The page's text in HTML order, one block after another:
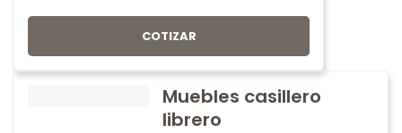
COTIZAR
Muebles casillero
librero